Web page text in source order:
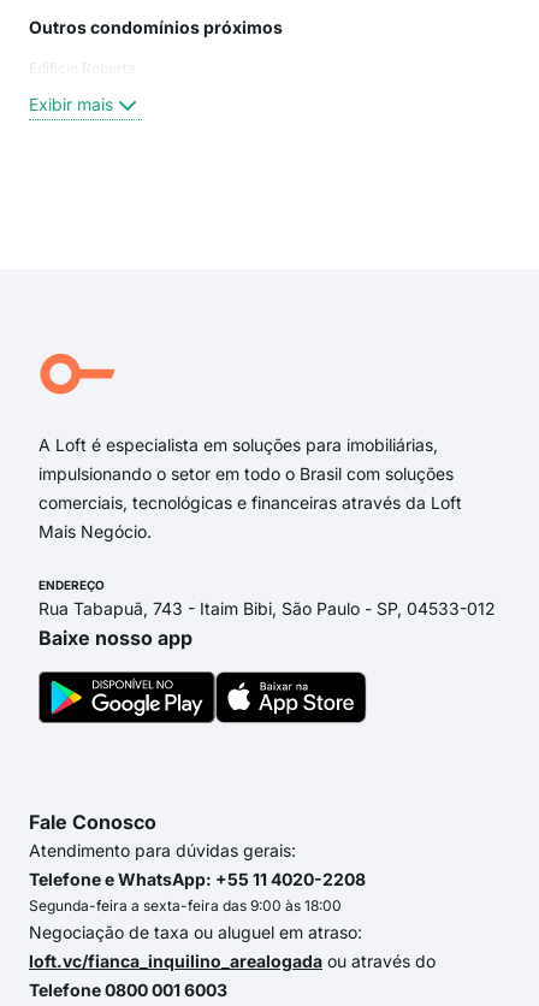
Outros condomínios próximos
Edificio Roberta
Exibir mais
A Loft é especialista em soluções para imobiliárias,
impulsionando o setor em todo o Brasil com soluções
comerciais, tecnológicas e financeiras através da Loft
Mais Negócio.
ENDEREÇO
Rua Tabapuã, 743 - Itaim Bibi, São Paulo - SP, 04533-012
Baixe nosso app
Fale Conosco
Atendimento para dúvidas gerais:
Telefone e WhatsApp: +55 11 4020-2208
Segunda-feira a sexta-feira das 9:00 às 18:00
Negociação de taxa ou aluguel em atraso:
loft.vc/fianca_inquilino_arealogada ou através do
Telefone 0800 001 6003